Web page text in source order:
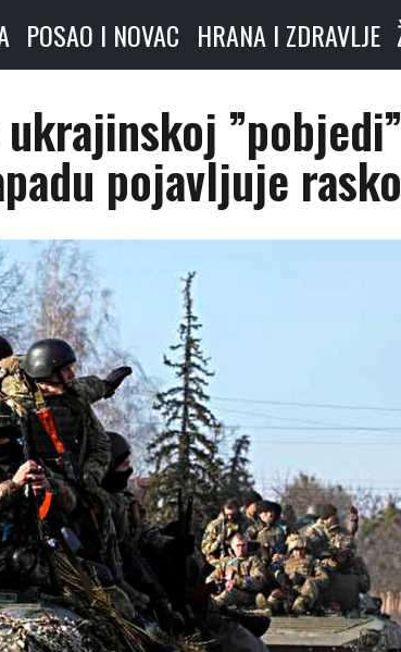
POSAO I NOVAC HRANA I ZDRAVLJE
”pobjedi”
pojavljuje